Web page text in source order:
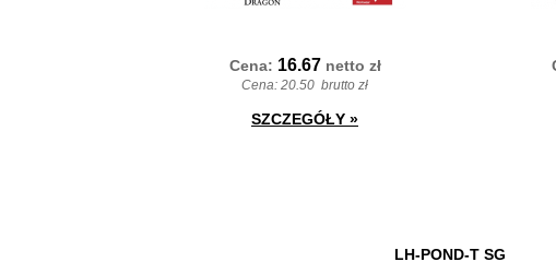
Cena: 16.67 netto zł
Cena: 20.50 brutto zł
SZCZEGÓŁY »
LH-POND-T SG